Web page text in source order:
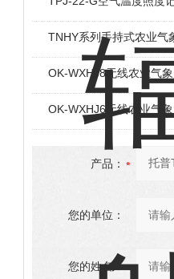
TNHY系列手持式农业气
OK-WXHJ8无线农业气
OK-WXHJ6无线农业气
产品：
您的单位：
您的姓名：